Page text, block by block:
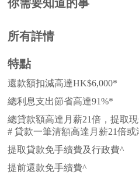
你需要知道的事
所有詳情
特點
還款額扣減高達HK$6,000*
總利息支出節省高達91%*
總貸款額高達月薪21倍，提取
# 貸款一筆清額高達月薪21倍
提取貸款免手續費及行政費^
提前還款免手續費^